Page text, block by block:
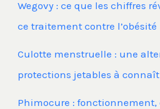
Wegovy : ce que les chiffres
ce traitement contre l’obésité
Culotte menstruelle : une
protections jetables à
Phimocure : fonctionnement,